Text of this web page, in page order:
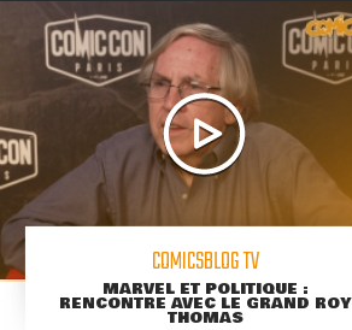
COMICSBLOG TV
MARVEL ET POLITIQUE :
RENCONTRE AVEC LE GRAND ROY
THOMAS